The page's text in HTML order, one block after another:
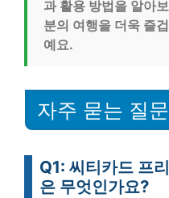
과 활용 방법을 알아
분의 여행을 더욱 즐
예요.
자주 묻는 질
Q1: 씨티카드 프
은 무엇인가요?